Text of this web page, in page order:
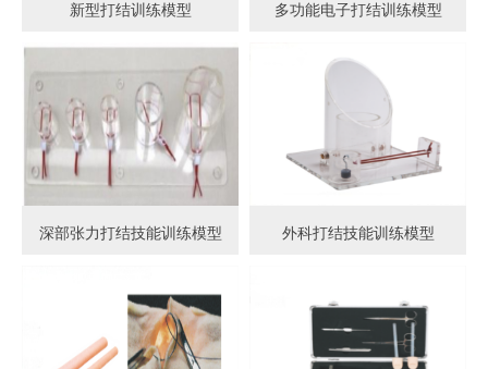
新型打结训练模型 多功能电子打结训练模型
深部张力打结技能训练模型 外科打结技能训练模型